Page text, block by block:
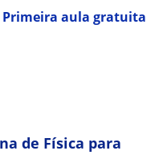
Primeira aula gratuita
de Física para